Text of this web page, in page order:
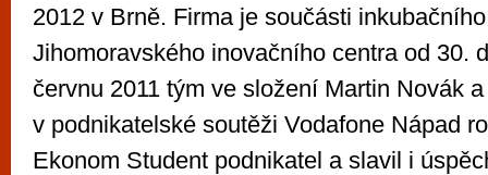
2012 v Brně. Firma je součásti
Jihomoravského inovačního centra od 30.
červnu 2011 tým ve složení Martin Novák
v podnikatelské soutěži Vodafone Nápad
Ekonom Student podnikatel a slavil i